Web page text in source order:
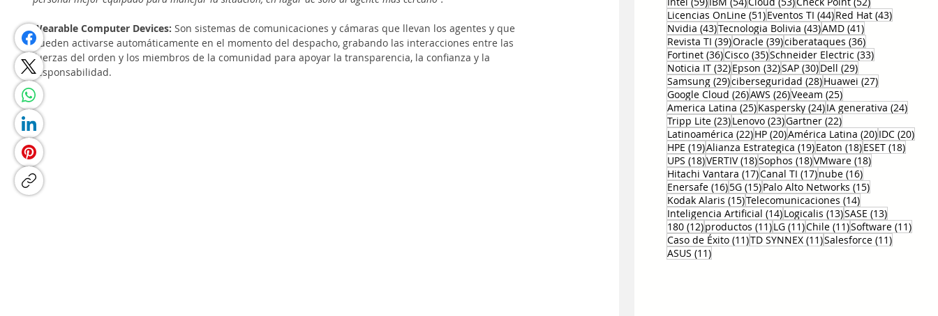
Wearable Computer Devices: Son sistemas de comunicaciones y cámaras que llevan los agentes y que
pueden activarse automáticamente en el momento del despacho, grabando las interacciones entre las
fuerzas del orden y los miembros de la comunidad para apoyar la transparencia, la confianza y la
responsabilidad.
Licencias OnLine (51)51 entradas
Eventos TI (44)44 entradas
Red Hat (43)43
Nvidia (43)43 entradas
Tecnologia Bolivia (43)43 entradas
AMD (41)41 entradas
Revista TI (39)39 entradas
Oracle (39)39 entradas
ciberataques (36)36 entradas
Fortinet (36)36 entradas
Cisco (35)35 entradas
Schneider Electric (33)33 entradas
Noticia IT (32)32 entradas
Epson (32)32 entradas
SAP (30)30 entradas
Dell (29)29 entradas
Samsung (29)29 entradas
ciberseguridad (28)28 entradas
Huawei (27)27 entradas
Google Cloud (26)26 entradas
AWS (26)26 entradas
Veeam (25)25 entradas
America Latina (25)25 entradas
Kaspersky (24)24 entradas
IA generativa (24)24
Tripp Lite (23)23 entradas
Lenovo (23)23 entradas
Gartner (22)22 entradas
Latinoamérica (22)22 entradas
HP (20)20 entradas
América Latina (20)20 entradas
IDC (20)20
HPE (19)19 entradas
Alianza Estrategica (19)19 entradas
Eaton (18)18 entradas
ESET (18)18
UPS (18)18 entradas
VERTIV (18)18 entradas
Sophos (18)18 entradas
VMware (18)18 entradas
Hitachi Vantara (17)17 entradas
Canal TI (17)17 entradas
nube (16)16 entradas
Enersafe (16)16 entradas
5G (15)15 entradas
Palo Alto Networks (15)15 entradas
Kodak Alaris (15)15 entradas
Telecomunicaciones (14)14 entradas
Inteligencia Artificial (14)14 entradas
Logicalis (13)13 entradas
SASE (13)13
180 (12)12 entradas
productos (11)11 entradas
LG (11)11 entradas
Chile (11)11 entradas
Software (11)11
Caso de Éxito (11)11 entradas
TD SYNNEX (11)11 entradas
Salesforce (11)11
ASUS (11)11 entradas